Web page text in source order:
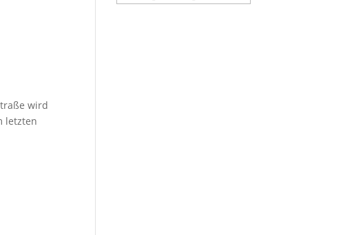
wird
letzten